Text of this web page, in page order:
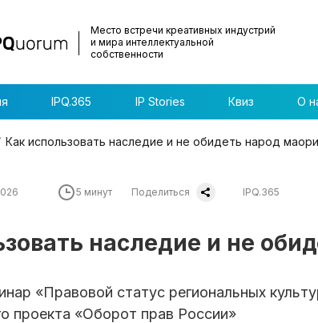
Место встречи креативных индустрий
и мира интеллектуальной
собственности
IPQ.365 IP Stories Квиз О
Как использовать наследие и не обидеть народ маори
5 минут Поделиться IPQ.365
наследие и не
«Правовой статус региональных
проекта «Оборот прав России»